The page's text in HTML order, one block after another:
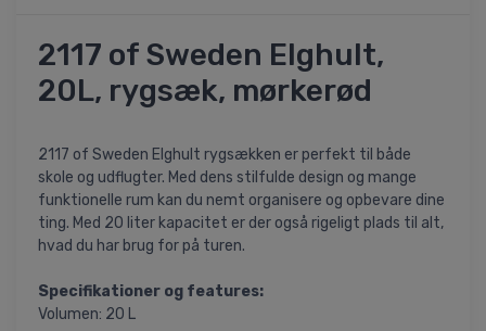
2117 of Sweden Elghult,
20L, rygsæk, mørkerød
2117 of Sweden Elghult rygsækken er perfekt til både
skole og udflugter. Med dens stilfulde design og mange
funktionelle rum kan du nemt organisere og opbevare dine
ting. Med 20 liter kapacitet er der også rigeligt plads til alt,
hvad du har brug for på turen.
Specifikationer og features:
Volumen: 20 L